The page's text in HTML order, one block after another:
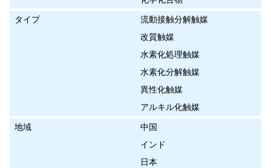
タイプ
流動接触分解触媒
改質触媒
水素化処理触媒
水素化分解触媒
異性化触媒
アルキル化触媒
地域
中国
インド
日本